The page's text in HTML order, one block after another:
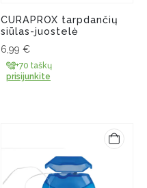
CURAPROX tarpdančių
siūlas-juostelė
6,99 €
+70 taškų
prisijunkite